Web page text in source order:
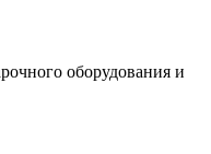
оборудования и